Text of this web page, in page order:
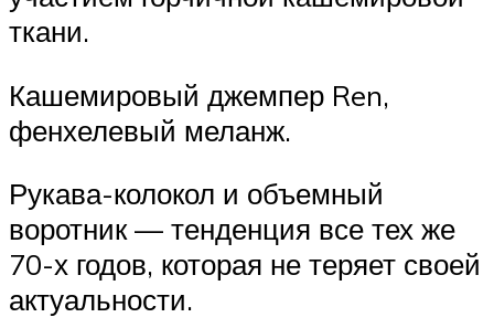
ткани.
Кашемировый джемпер Ren,
фенхелевый меланж.
Рукава-колокол и объемный
воротник — тенденция все тех же
70-х годов, которая не теряет своей
актуальности.